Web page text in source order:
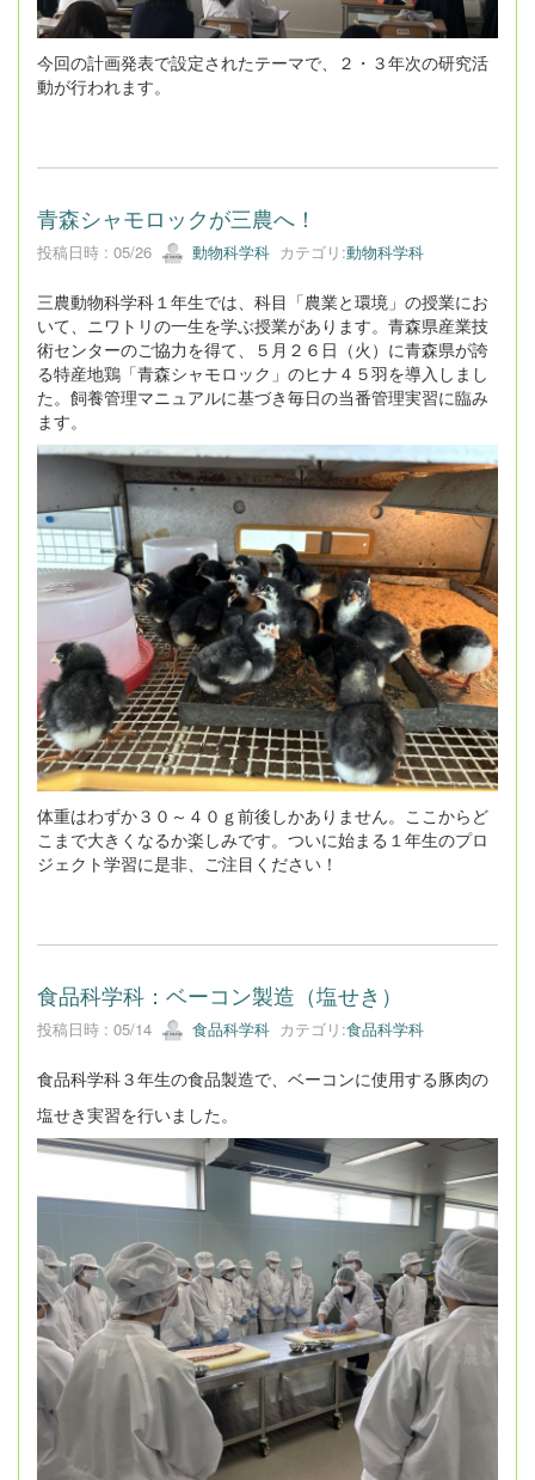
今回の計画発表で設定されたテーマで、２・３年次の研究活
動が行われます。
青森シャモロックが三農へ！
投稿日時 : 05/26 動物科学科 カテゴリ:動物科学科
三農動物科学科１年生では、科目「農業と環境」の授業にお
いて、ニワトリの一生を学ぶ授業があります。青森県産業技
術センターのご協力を得て、５月２６日（火）に青森県が誇
る特産地鶏「青森シャモロック」のヒナ４５羽を導入しまし
た。飼養管理マニュアルに基づき毎日の当番管理実習に臨み
ます。
体重はわずか３０～４０ｇ前後しかありません。ここからど
こまで大きくなるか楽しみです。ついに始まる１年生のプロ
ジェクト学習に是非、ご注目ください！
食品科学科：ベーコン製造（塩せき）
投稿日時 : 05/14 食品科学科 カテゴリ:食品科学科
食品科学科３年生の食品製造で、ベーコンに使用する豚肉の
塩せき実習を行いました。